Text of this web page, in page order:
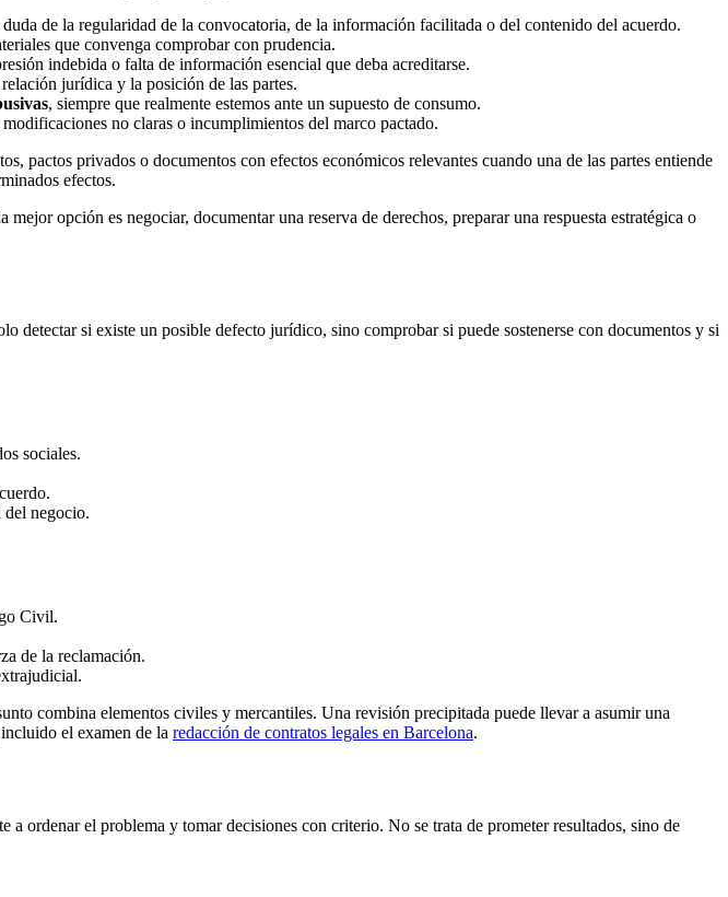
de la regularidad de la convocatoria, de la información facilitada o del contenido del acuerdo.
que convenga comprobar con prudencia.
indebida o falta de información esencial que deba acreditarse.
jurídica y la posición de las partes.
, siempre que realmente estemos ante un supuesto de consumo.
no claras o incumplimientos del marco pactado.
pactos privados o documentos con efectos económicos relevantes cuando una de las partes entiende
efectos.
opción es negociar, documentar una reserva de derechos, preparar una respuesta estratégica o
detectar si existe un posible defecto jurídico, sino comprobar si puede sostenerse con documentos y si
sociales.
del negocio.
Civil.
de la reclamación.
combina elementos civiles y mercantiles. Una revisión precipitada puede llevar a asumir una
el examen de la redacción de contratos legales en Barcelona.
a ordenar el problema y tomar decisiones con criterio. No se trata de prometer resultados, sino de